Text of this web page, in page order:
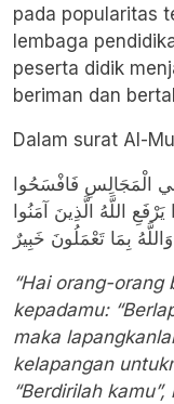
pada popularitas
lembaga
peserta didik
beriman dan
Dalam surat Al-
فِي الْمَجَالِسِ فَافْسَحُوا
اللَّهُ الَّذِينَ آمَنُوا
بِمَا تَعْمَلُونَ خَبِيرٌ
“Hai orang-orang
kepadamu:
maka
kelapangan
“Berdirilah